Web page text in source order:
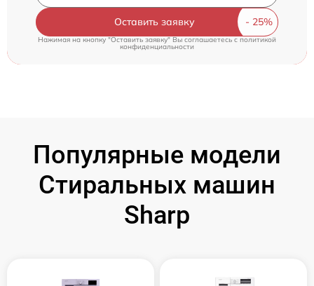
Оставить заявку
Нажимая на кнопку "Оставить заявку" Вы соглашаетесь cполитикой
конфиденциальности
Популярные модели
Стиральных машин
Sharp